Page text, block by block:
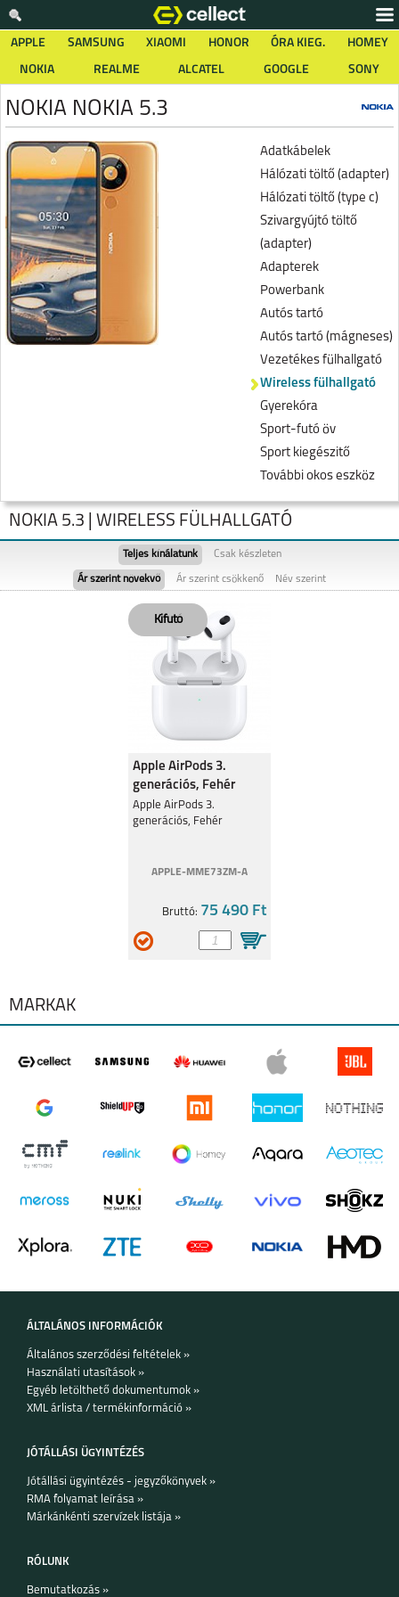
APPLE SAMSUNG XIAOMI HONOR ÓRA KIEG.
HOMEY
NOKIA
REALME ALCATEL GOOGLE SONY
NOKIA NOKIA 5.3
Adatkábelek
Hálózati töltő (adapter)
Hálózati töltő (type c)
Szivargyújtó töltő
(adapter)
Adapterek
Powerbank
Autós tartó
Autós tartó (mágneses)
Vezetékes fülhallgató
Wireless fülhallgató
Gyerekóra
Sport-futó öv
Sport kiegészitő
További okos eszköz
NOKIA C21 PLUS
NOKIA 1.4
NOKIA 6.2
NOKIA 2.2 NOKIA 1 PLUS
NOKIA 3.1 PLUS
NOKIA 5.3 | WIRELESS FÜLHALLGATÓ
Teljes kínálatunk Csak készleten
Ár szerint növekvő Ár szerint csökkenő Név szerint
Apple AirPods 3.
generációs, Fehér
Apple AirPods 3.
generációs, Fehér
APPLE-MME73ZM-A
Bruttó: 75 490 Ft
MÁRKÁK
ÁLTALÁNOS INFORMÁCIÓK
Általános szerződési feltételek »
Használati utasítások »
Egyéb letölthető dokumentumok »
XML árlista / termékinformáció »
JÓTÁLLÁSI ÜGYINTÉZÉS
Jótállási ügyintézés - jegyzőkönyvek »
RMA folyamat leírása »
Márkánkénti szervízek listája »
RÓLUNK
Bemutatkozás »